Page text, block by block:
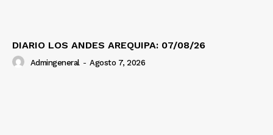
DIARIO LOS ANDES AREQUIPA: 07/08/26
Admingeneral - Agosto 7, 2026